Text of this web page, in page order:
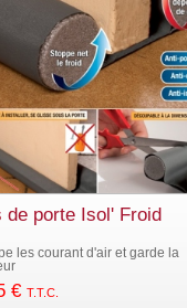
de porte Isol' Froid
les courant d'air et garde la
€ T.T.C.